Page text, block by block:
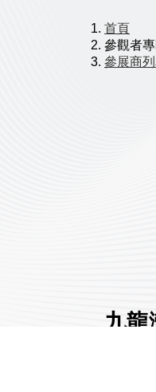
首頁
參觀者
參展商
九龍